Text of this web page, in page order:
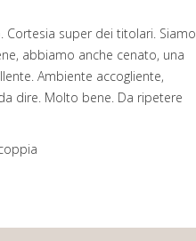
super dei titolari. Siamo
abbiamo anche cenato, una
Ambiente accogliente,
dire. Molto bene. Da ripetere